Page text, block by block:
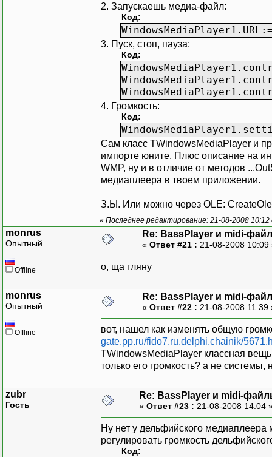
2. Запускаешь медиа-файл:
Код:
3. Пуск, стоп, пауза:
Код:
4. Громкость:
Код:
Сам класс TWindowsMediaPlayer и
импорте юните. Плюс описание на
WMP, ну и в отличие от методов
медиаплеера в твоем приложении.
З.Ы. Или можно через OLE:
« Последнее редактирование: 21-08-2008
monrus
Опытный
Offline
Re: BassPlayer и midi-
« Ответ #21 : 21-08-2008
о, ща гляну
monrus
Опытный
Offline
Re: BassPlayer и midi-
« Ответ #22 : 21-08-2008
вот, нашел как изменять общую
gate.pp.ru/fido7.ru.delphi.chainik/
TWindowsMediaPlayer классная
только его громкость? а не системы,
zubr
Гость
Re: BassPlayer и midi-
« Ответ #23 : 21-08-2008 14:04
Ну нет у дельфийского
регулировать громкость
Код: